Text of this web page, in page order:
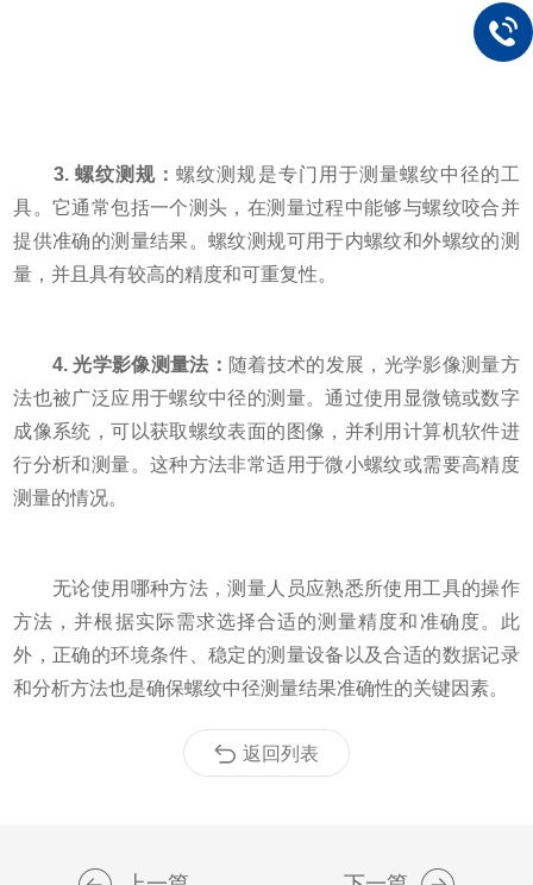
3. 螺纹测规：螺纹测规是专门用于测量螺纹中径的工
具。它通常包括一个测头，在测量过程中能够与螺纹咬合并
提供准确的测量结果。螺纹测规可用于内螺纹和外螺纹的测
量，并且具有较高的精度和可重复性。
4. 光学影像测量法： 随着技术的发展，光学影像测量方
法也被广泛应用于螺纹中径的测量。通过使用显微镜或数字
成像系统，可以获取螺纹表面的图像，并利用计算机软件进
行分析和测量。这种方法非常适用于微小螺纹或需要高精度
测量的情况。
无论使用哪种方法，测量人员应熟悉所使用工具的操作
方法，并根据实际需求选择合适的测量精度和准确度。此
外，正确的环境条件、稳定的测量设备以及合适的数据记录
和分析方法也是确保螺纹中径测量结果准确性的关键因素。
返回列表